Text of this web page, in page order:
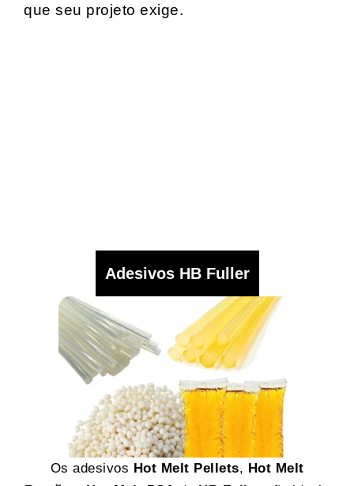
que seu projeto exige.
Adesivos HB Fuller
Os adesivos Hot Melt Pellets, Hot Melt